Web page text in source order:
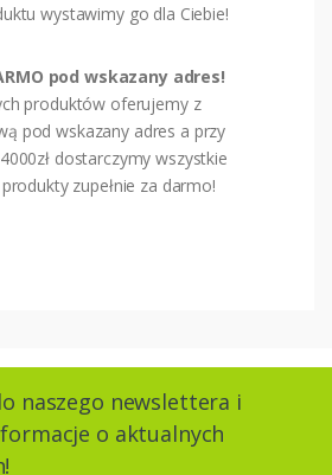
wystawimy go dla Ciebie!
pod wskazany adres!
produktów oferujemy z
pod wskazany adres a przy
dostarczymy wszystkie
zupełnie za darmo!
naszego newslettera i
o aktualnych